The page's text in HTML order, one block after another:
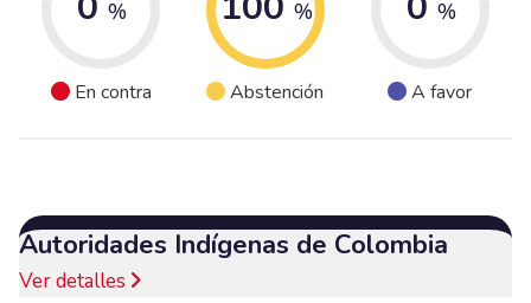
%
En contra
%
Abstención
%
A favor
Autoridades Indígenas de Colombia
Ver detalles